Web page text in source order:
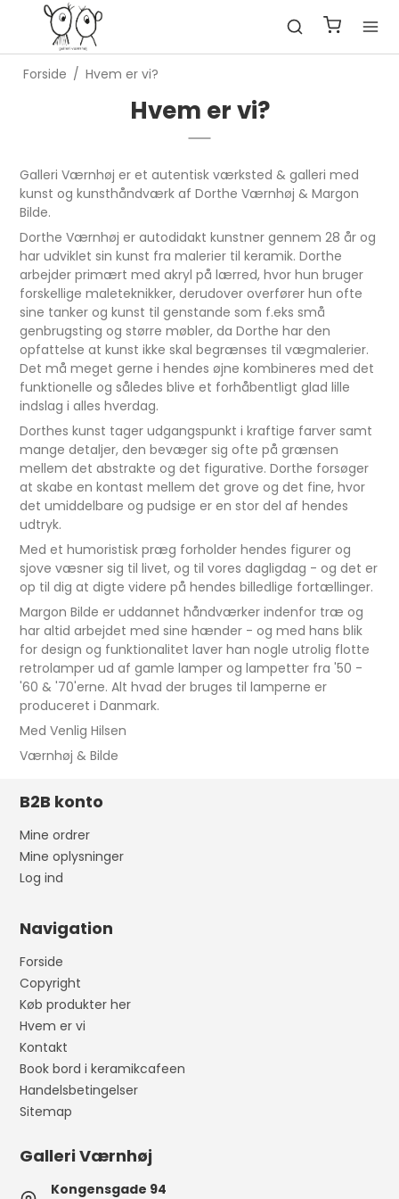
Forside / Hvem er vi?
Hvem er vi?
Galleri Værnhøj er et autentisk værksted & galleri med
kunst og kunsthåndværk af Dorthe Værnhøj & Margon
Bilde.
Dorthe Værnhøj er autodidakt kunstner gennem 28 år og
har udviklet sin kunst fra malerier til keramik. Dorthe
arbejder primært med akryl på lærred, hvor hun bruger
forskellige maleteknikker, derudover overfører hun ofte
sine tanker og kunst til genstande som f.eks små
genbrugsting og større møbler, da Dorthe har den
opfattelse at kunst ikke skal begrænses til vægmalerier.
Det må meget gerne i hendes øjne kombineres med det
funktionelle og således blive et forhåbentligt glad lille
indslag i alles hverdag.
Dorthes kunst tager udgangspunkt i kraftige farver samt
mange detaljer, den bevæger sig ofte på grænsen
mellem det abstrakte og det figurative. Dorthe forsøger
at skabe en kontast mellem det grove og det fine, hvor
det umiddelbare og pudsige er en stor del af hendes
udtryk.
Med et humoristisk præg forholder hendes figurer og
sjove væsner sig til livet, og til vores dagligdag - og det er
op til dig at digte videre på hendes billedlige fortællinger.
Margon Bilde er uddannet håndværker indenfor træ og
har altid arbejdet med sine hænder - og med hans blik
for design og funktionalitet laver han nogle utrolig flotte
retrolamper ud af gamle lamper og lampetter fra '50 -
'60 & '70'erne. Alt hvad der bruges til lamperne er
produceret i Danmark.
Med Venlig Hilsen
Værnhøj & Bilde
B2B konto
Mine ordrer
Mine oplysninger
Log ind
Navigation
Forside
Copyright
Køb produkter her
Hvem er vi
Kontakt
Book bord i keramikcafeen
Handelsbetingelser
Sitemap
Galleri Værnhøj
Kongensgade 94